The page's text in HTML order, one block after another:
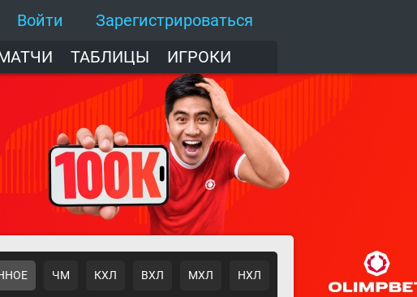
Войти
Зарегистрироваться
ТАБЛИЦЫ ИГРОКИ
ЧМ КХЛ ВХЛ МХЛ НХЛ